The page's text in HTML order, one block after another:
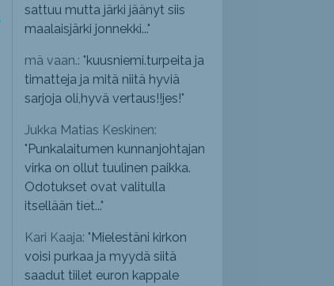
sattuu mutta järki jäänyt siis
maalaisjärki jonnekki..."
mä vaan.: "kuusniemi.turpeita ja
timatteja ja mitä niitä hyviä
sarjoja oli,hyvä vertaus!!jes!"
Jukka Matias Keskinen:
" Punkalaitumen kunnanjohtajan
virka on ollut tuulinen paikka.
Odotukset ovat valitulla
itsellään tiet..."
Kari Kaaja: " Mielestäni kirkon
voisi purkaa ja myydä siitä
saadut tiilet euron kappale